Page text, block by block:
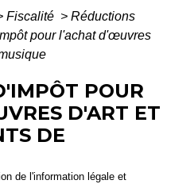
Fiscalité > Réductions
pour l'achat d'œuvres
POUR
D'ART ET
DE
de l'information légale et